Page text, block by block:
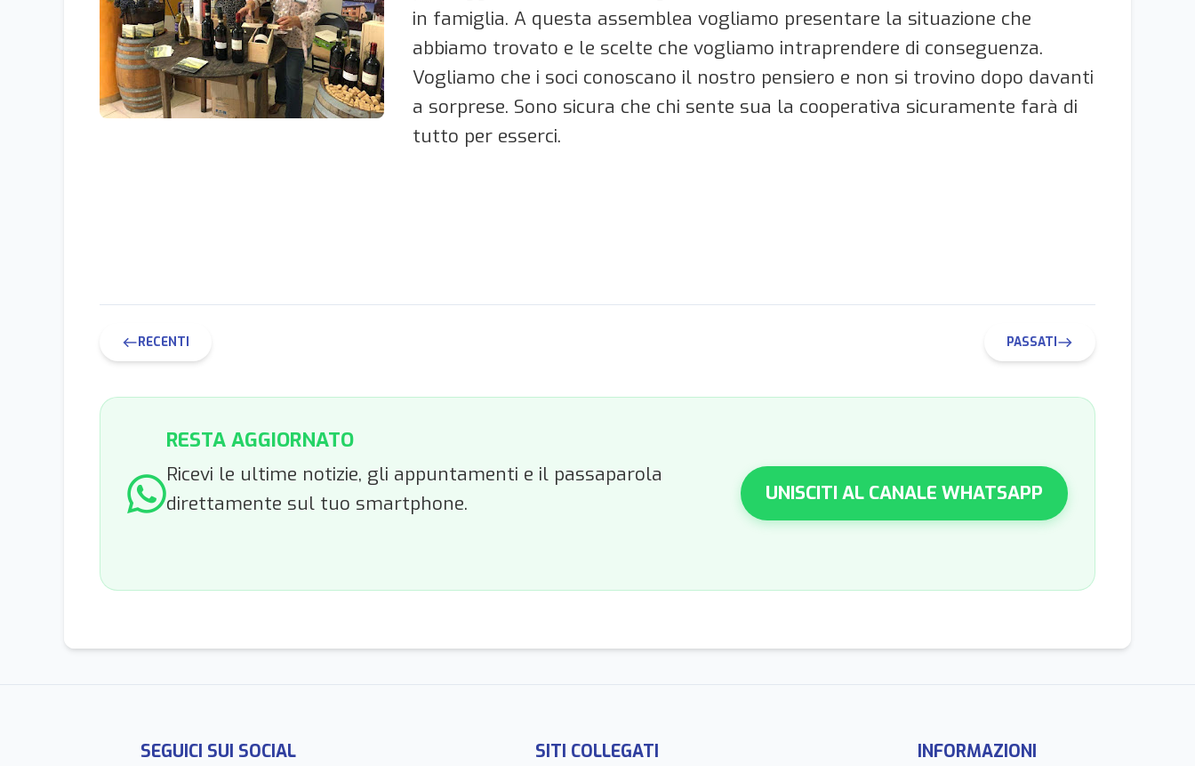
in famiglia. A questa assemblea vogliamo presentare la situazione che
abbiamo trovato e le scelte che vogliamo intraprendere di conseguenza.
Vogliamo che i soci conoscano il nostro pensiero e non si trovino dopo davanti
a sorprese. Sono sicura che chi sente sua la cooperativa sicuramente farà di
tutto per esserci.
westRECENTI PASSATIeast
RESTA AGGIORNATO
Ricevi le ultime notizie, gli appuntamenti e il passaparola
direttamente sul tuo smartphone.
UNISCITI AL CANALE WHATSAPP
SEGUICI SUI SOCIAL SITI COLLEGATI INFORMAZIONI